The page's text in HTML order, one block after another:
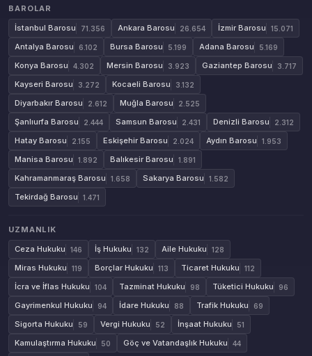
BAROLAR
İstanbul Barosu
71.356 Ankara Barosu 26.654 İzmir Barosu 15.071
Antalya Barosu 6.102 Bursa Barosu 5.199 Adana Barosu 5.169
Konya Barosu 4.302 Mersin Barosu 3.923 Gaziantep Barosu 3.717
Kayseri Barosu 3.272 Kocaeli Barosu 3.132
Diyarbakır Barosu 2.612 Muğla Barosu 2.525
Şanlıurfa Barosu 2.444 Samsun Barosu 2.431 Denizli Barosu 2.312
Hatay Barosu 2.155 Eskişehir Barosu 2.024 Aydın Barosu 1.953
Manisa Barosu 1.892 Balıkesir Barosu 1.891
Kahramanmaraş Barosu 1.658 Sakarya Barosu 1.582
Tekirdağ Barosu 1.471
UZMANLIK
Ceza Hukuku
146 İş Hukuku 132 Aile Hukuku 128
Miras Hukuku 119 Borçlar Hukuku 113 Ticaret Hukuku 112
İcra ve İflas Hukuku 104 Tazminat Hukuku 98 Tüketici Hukuku 96
Gayrimenkul Hukuku 94 İdare Hukuku 88 Trafik Hukuku 69
Sigorta Hukuku 59 Vergi Hukuku 52 İnşaat Hukuku 51
Kamulaştırma Hukuku 50 Göç ve Vatandaşlık Hukuku 44